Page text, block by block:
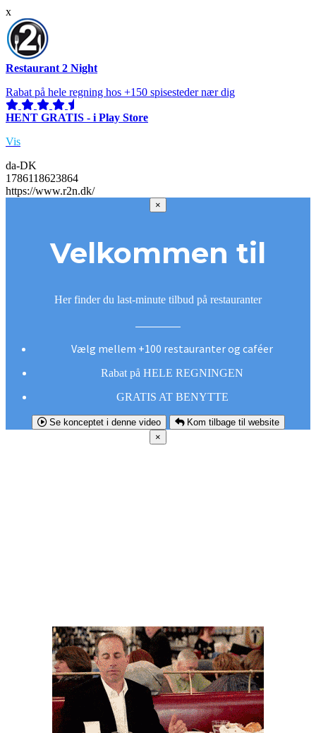
x
Restaurant 2 Night
Rabat på hele regning hos +150 spisesteder nær dig
HENT GRATIS - i Play Store
Vis
da-DK
1786118623864
https://www.r2n.dk/
×
Velkommen til
Her finder du last-minute tilbud på restauranter
Vælg mellem +100 restauranter og caféer
Rabat på HELE REGNINGEN
GRATIS AT BENYTTE
Se konceptet i denne video
Kom tilbage til website
×